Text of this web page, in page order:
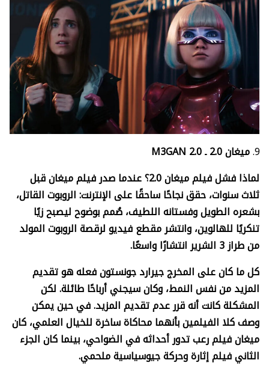
ميغان 2.0 ـ
M3GAN 2.0
لماذا فشل فيلم ميغان 2.0؟ عندما صدر فيلم ميغان قبل
ثلاث سنوات، حقق نجاحًا ساحقًا على الإنترنت: الروبوت القاتل،
بشعره الطويل وفستانه اللطيف، صُمم بوضوح ليصبح زيًا
تنكريًا للهالوين، وانتشر مقطع فيديو لرقصة الروبوت المولد
من طراز 3 الشرير انتشارًا واسعًا.
كل ما كان على المخرج جيرارد جونستون فعله هو تقديم
المزيد من نفس النمط، وكان سيجني أرباحًا طائلة. لكن
المشكلة كانت أنه قرر عدم تقديم المزيد. في حين يمكن
وصف كلا الفيلمين بأنهما محاكاة ساخرة للخيال العلمي، كان
ميغان فيلم رعب تدور أحداثه في الضواحي، بينما كان الجزء
الثاني فيلم إثارة وحركة جيوسياسية ملحمي.